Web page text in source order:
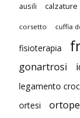
ausili calzature
corsetto cuffia
fisioterapia
gonartrosi
legamento
ortesi